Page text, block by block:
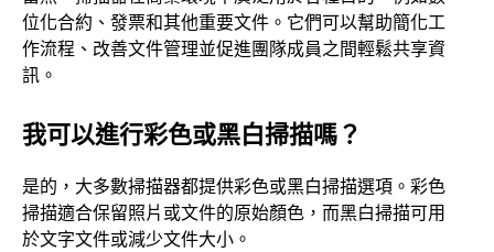
位化合約、發票和其他重要文件。它們可以幫助簡化工
作流程、改善文件管理並促進團隊成員之間輕鬆共享資
訊。
我可以進行彩色或黑白掃描嗎？
是的，大多數掃描器都提供彩色或黑白掃描選項。彩色
掃描適合保留照片或文件的原始顏色，而黑白掃描可用
於文字文件或減少文件大小。